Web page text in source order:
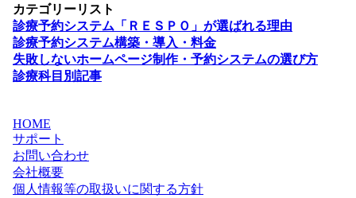
カテゴリーリスト
診療予約システム「ＲＥＳＰＯ」が選ばれる理由
診療予約システム構築・導入・料金
失敗しないホームページ制作・予約システムの選び方
診療科目別記事
HOME
サポート
お問い合わせ
会社概要
個人情報等の取扱いに関する方針